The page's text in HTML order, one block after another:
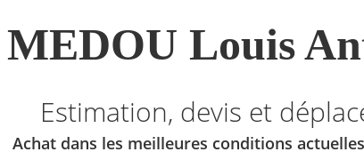
MEDOU Louis
Estimation, devis et
Achat dans les meilleures conditions